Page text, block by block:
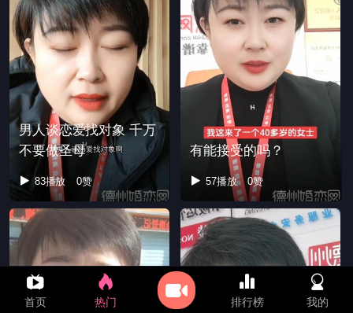
男人谈恋爱找对象 千万
不要做圣母
83播放 0赞
有能接受的吗？
57播放 0赞
首页 热门 排行榜 我的